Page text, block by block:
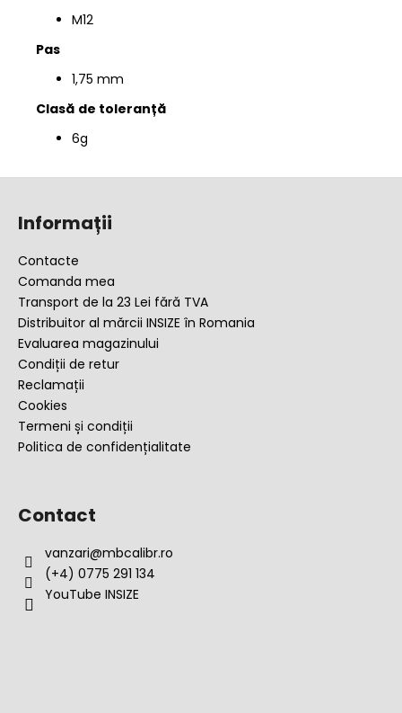
M12
Pas
1,75 mm
Clasă de toleranță
6g
Informații
Contacte
Comanda mea
Transport de la 23 Lei fără TVA
Distribuitor al mărcii INSIZE în Romania
Evaluarea magazinului
Condiții de retur
Reclamații
Cookies
Termeni și condiții
Politica de confidențialitate
Contact
vanzari@mbcalibr.ro
(+4) 0775 291 134
YouTube INSIZE